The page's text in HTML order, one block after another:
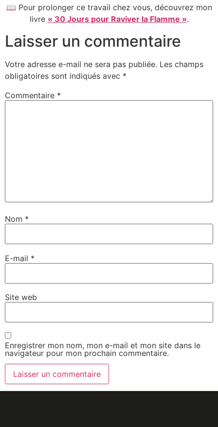
📖 Pour prolonger ce travail chez vous, découvrez mon
livre « 30 Jours pour Raviver la Flamme ».
Laisser un commentaire
Votre adresse e-mail ne sera pas publiée. Les champs
obligatoires sont indiqués avec *
Commentaire *
Nom *
E-mail *
Site web
Enregistrer mon nom, mon e-mail et mon site dans le
navigateur pour mon prochain commentaire.